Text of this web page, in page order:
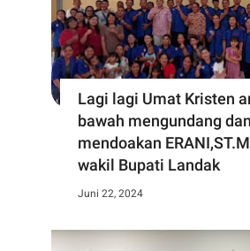
Lagi lagi Umat Kristen
bawah mengundang dan
mendoakan
wakil Bupati Landak
Juni 22, 2024